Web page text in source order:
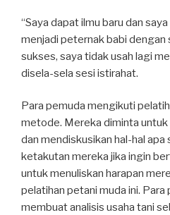
“Saya dapat ilmu baru dan
menjadi peternak babi dengan
sukses, saya tidak usah lagi
disela-sela sesi istirahat.
Para pemuda mengikuti
metode. Mereka diminta
dan mendiskusikan hal-hal apa
ketakutan mereka jika ingin
untuk menuliskan harapan
pelatihan petani muda ini.
membuat analisis usaha tani